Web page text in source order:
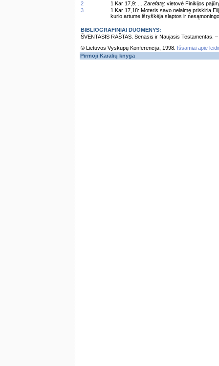
2
1 Kar 17,9: ... Zarefatą: vietovė Finikijos
3
1 Kar 17,18: Moteris savo nelaimę priskiria
kurio artume išryškėja slaptos ir
BIBLIOGRAFINIAI DUOMENYS:
ŠVENTASIS RAŠTAS. Senasis ir Naujasis Testamentas.
© Lietuvos Vyskupų Konferencija, 1998.
Išsamiai apie
Pirmoji Karalių knyga